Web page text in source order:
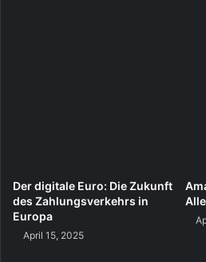
Der digitale Euro: Die Zukunft
des Zahlungsverkehrs in
Europa
April 15, 2025